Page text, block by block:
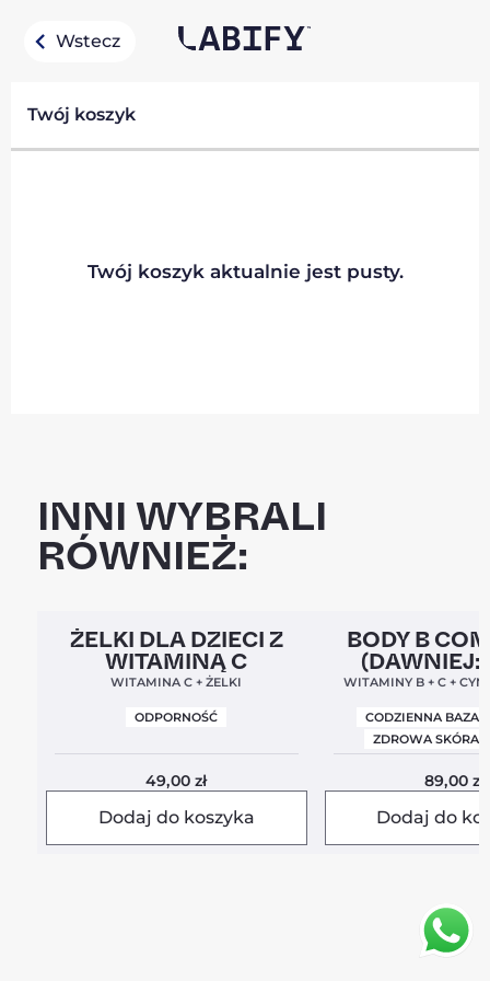
Wstecz
Twój koszyk
Twój koszyk aktualnie jest pusty.
INNI WYBRALI
RÓWNIEŻ:
Clean Label 5,0
ŻELKI DLA DZIECI Z
WITAMINĄ C
WITAMINA C + ŻELKI
ODPORNOŚĆ
49,00zł
Dodaj do koszyka
Clean Label Nowa
BODY B
(DAWNIEJ:
WITAMINY B + C +
CODZIENNA BAZA
ZDROWA SKÓRA I
89,00zł
Dodaj do